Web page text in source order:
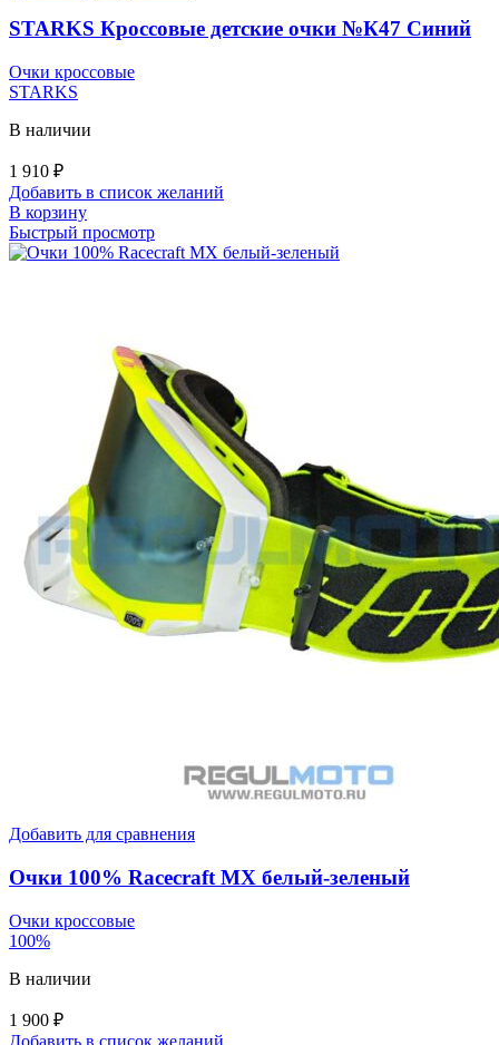
STARKS Кроссовые детские очки №К47 Синий
Очки кроссовые
STARKS
В наличии
1 910 ₽
Добавить в список желаний
В корзину
Быстрый просмотр
Добавить для сравнения
Очки 100% Racecraft MX белый-зеленый
Очки кроссовые
100%
В наличии
1 900 ₽
Добавить в список желаний